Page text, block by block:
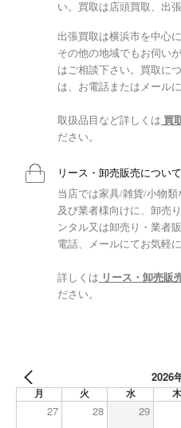
い。買取は店頭買取、出
出張買取は横浜市を中心
その他の地域でもお伺い
はご相談下さい。買取に
は、お電話またはメール
取扱品目など詳しくは 買
ださい。
リース・卸売販売について
当店では家具/雑貨/小物
及び業者様向けに、卸売
ンタル又は卸売り・業者
電話、メールにてお気軽
詳しくは リース・卸売販
ださい。
2026
月 火 水 木
27 28 29